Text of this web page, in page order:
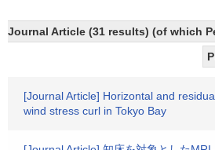
Journal Article (31 results) (of which
[Journal Article] Horizontal and
wind stress curl in Tokyo Bay